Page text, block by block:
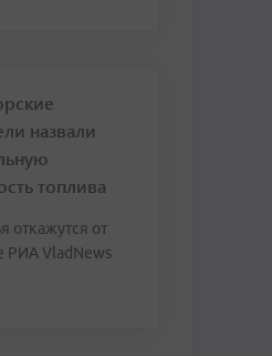
назвали
топлива
откажутся от
РИА VladNews